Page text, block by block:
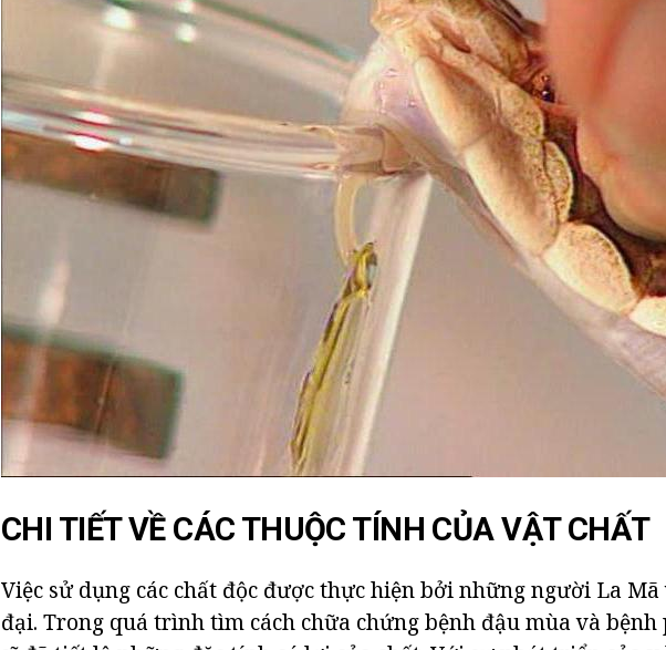
CHI TIẾT VỀ CÁC THUỘC TÍNH CỦA VẬT CHẤT
Việc sử dụng các chất độc được thực hiện bởi những người La Mã
đại. Trong quá trình tìm cách chữa chứng bệnh đậu mùa và bệnh